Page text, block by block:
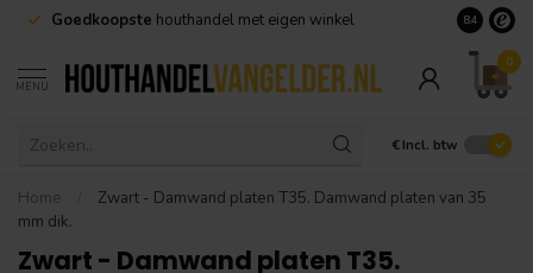
Goedkoopste houthandel met eigen winkel Geen
8.4
MENU
0
€ Incl. btw
Home
Zwart - Damwand platen T35. Damwand platen van 35
mm dik.
Zwart - Damwand platen T35.